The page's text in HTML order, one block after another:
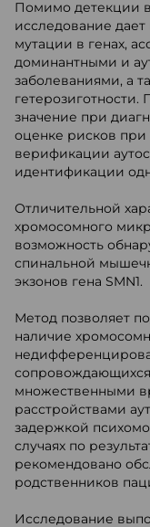
Помимо детекции
исследование
мутации в генах,
доминантными и
заболеваниями, а
значение при
оценке рисков при
верификации
идентификации
Отличительной
хромосомного
возможность
спинальной
экзонов гена SMN1.
Метод позволяет
наличие
множественными
расстройствами
задержкой
случаях по
рекомендовано
родственников
Исследование